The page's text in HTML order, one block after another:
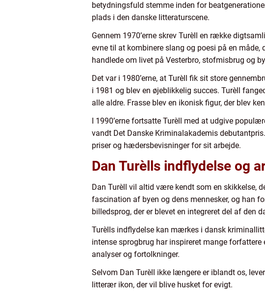
betydningsfuld stemme inden for
plads i den danske litteraturscene.
Gennem 1970’erne skrev Turèll en række
evne til at kombinere slang og poesi på en
handlede om livet på Vesterbro, stofmisbrug og
Det var i 1980’erne, at Turèll fik sit store
i 1981 og blev en øjeblikkelig succes. Turèll
alle aldre. Frasse blev en ikonisk figur, der blev
I 1990’erne fortsatte Turèll med at udgive
vandt Det Danske Kriminalakademis
priser og hædersbevisninger for sit arbejde.
Dan Turèlls indflydelse og
Dan Turèll vil altid være kendt som en skikkelse,
fascination af byen og dens mennesker, og han
billedsprog, der er blevet en integreret del af den
Turèlls indflydelse kan mærkes i dansk
intense sprogbrug har inspireret mange
analyser og fortolkninger.
Selvom Dan Turèll ikke længere er iblandt os,
litterær ikon, der vil blive husket for evigt.